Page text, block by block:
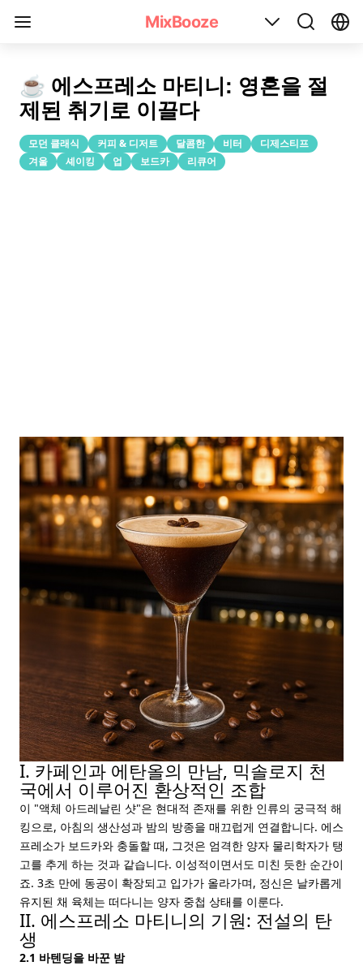
MixBooze
에스프레소 마티니(Espresso Martini) 칵테일 레시피
☕️ 에스프레소 마티니: 영혼을 절
제된 취기로 이끌다
모던 클래식 커피 & 디저트 달콤한 비터
디제스티프
겨울
셰이킹 업 보드카 리큐어
I. 카페인과 에탄올의 만남, 믹솔로지 천
국에서 이루어진 환상적인 조합
이 "액체 아드레날린 샷"은 현대적 존재를 위한 인류의 궁극적 해
킹으로, 아침의 생산성과 밤의 방종을 매끄럽게 연결합니다. 에스
프레소가 보드카와 충돌할 때, 그것은 엄격한 양자 물리학자가 탱
고를 추게 하는 것과 같습니다. 이성적이면서도 미친 듯한 순간이
죠. 3초 만에 동공이 확장되고 입가가 올라가며, 정신은 날카롭게
유지된 채 육체는 떠다니는 양자 중첩 상태를 이룬다.
II. 에스프레소 마티니의 기원: 전설의 탄
생
2.1 바텐딩을 바꾼 밤